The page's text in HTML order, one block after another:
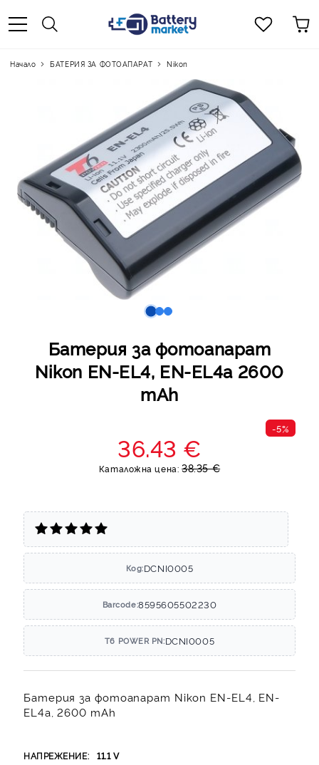
Начало БАТЕРИЯ ЗА ФОТОАПАРАТ Nikon
Батерия за фотоапарат
Nikon EN-EL4, EN-EL4a 2600
mAh
-5%
36.43 €
Каталожна цена: 38.35 €
Код:DCNI0005
Barcode:8595605502230
T6 POWER PN:DCNI0005
Батерия за фотоапарат Nikon EN-EL4, EN-
EL4a, 2600 mAh
НАПРЕЖЕНИЕ: 11.1V